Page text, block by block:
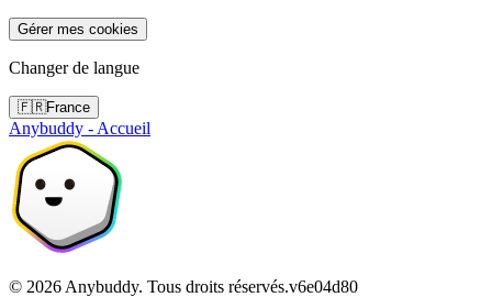
Gérer mes cookies
Changer de langue
🇫🇷France
Anybuddy - Accueil
© 2026 Anybuddy. Tous droits réservés.v6e04d80